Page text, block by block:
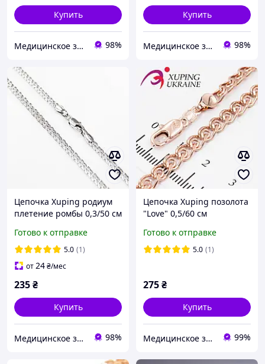
Купить
Медицинское золото 98%
Купить
Медицинское золото 98%
Цепочка Xuping родиум
плетение ромбы 0,3/50 см
Готово к отправке
5.0 (1)
от24₴/мес
235₴
Купить
Медицинское золото 98%
Цепочка Xuping позолота
"Love" 0,5/60 см
524358
Готово к отправке
5.0 (1)
275₴
Купить
Медицинское золото Xuping и Бижутерия оптом 99%